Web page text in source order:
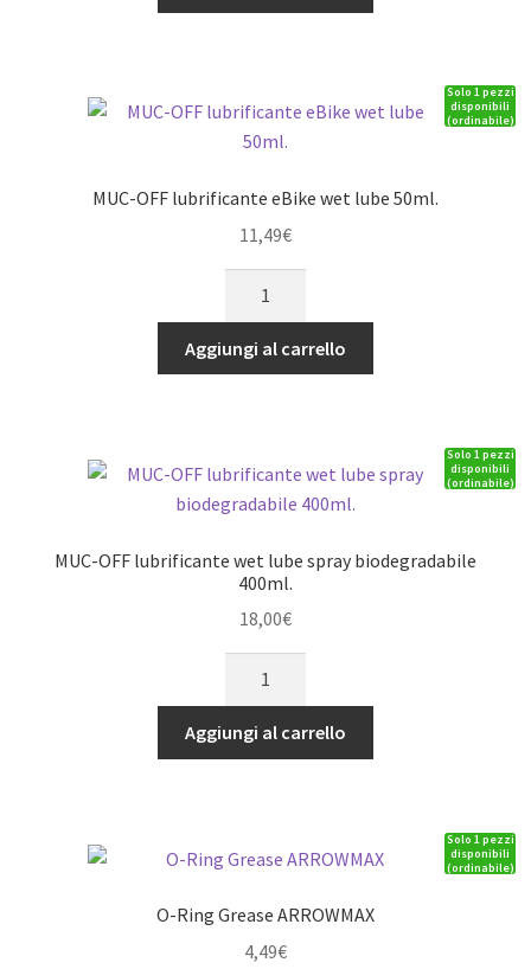
WET
quantità
Solo 1 pezzi
disponibili
(ordinabile)
MUC-OFF lubrificante eBike wet lube 50ml.
11,49€
lubrificante
eBike
quantità
Aggiungi al carrello
Solo 1 pezzi
disponibili
(ordinabile)
MUC-OFF lubrificante wet lube spray biodegradabile
400ml.
18,00€
lubrificante
wet
400ml.
quantità
Aggiungi al carrello
Solo 1 pezzi
disponibili
(ordinabile)
O-Ring Grease ARROWMAX
4,49€